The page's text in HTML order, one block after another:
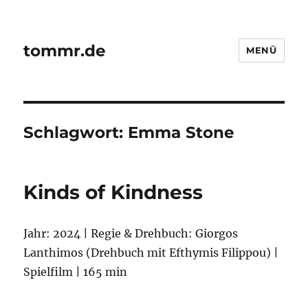
tommr.de MENÜ
Schlagwort: Emma Stone
Kinds of Kindness
Jahr: 2024 | Regie & Drehbuch: Giorgos
Lanthimos (Drehbuch mit Efthymis Filippou) |
Spielfilm | 165 min